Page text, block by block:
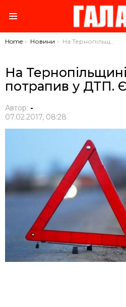
You are here:
Home Новини На Тернопільщині “Москвич” потрапив у ДТП. Є травмовані
На
потрапив у ДТП.
Автор: -
07.02.2017, 08:28